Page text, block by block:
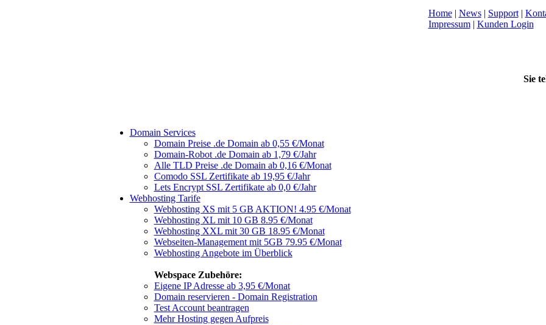
Home| News| Support|
Impressum| Kunden Login
Sie
Domain Services
Domain Preise .de Domain ab 0,55 €/Monat
Domain-Robot.de Domain ab 1,79 €/Jahr
Alle TLD Preise.de Domain ab 0,16 €/Monat
Comodo SSL Zertifikate ab 19,95 €/Jahr
Lets Encrypt SSL Zertifikate ab 0,0 €/Jahr
Webhosting Tarife
Webhosting XS mit 5 GB AKTION! 4.95 €/Monat
Webhosting XL mit 10 GB 8.95 €/Monat
Webhosting XXL mit 30 GB 18.95 €/Monat
Webseiten-Management mit 5GB 79.95 €/Monat
Webhosting Angebote im Überblick
Webspace Zubehöre:
Eigene IP Adresse ab 3,95 €/Monat
Domain reservieren - Domain Registration
Test Account beantragen
Mehr Hosting gegen Aufpreis